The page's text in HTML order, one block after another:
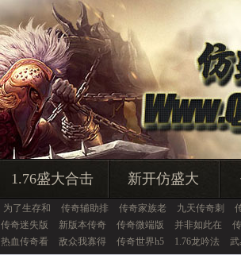
1.76盛大合击 新开仿盛大
为了生存和 传奇辅助排 传奇家族老 九天传奇刺
传奇迷失版 新版本传奇 传奇微端版 并非如此在
热血传奇看 敌众我寡得 传奇世界h5 1.76龙吟法